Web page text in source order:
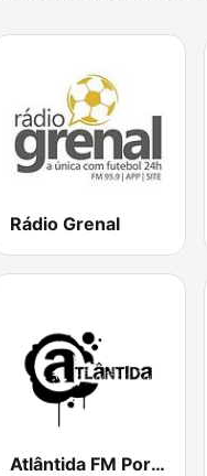
Rádio Grenal
Atlântida FM Porto Alegre